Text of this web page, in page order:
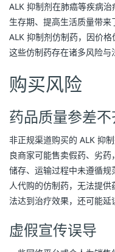
ALK 抑制剂在肺癌等疾病
生存期、提高生活质量带
ALK 抑制剂仿制药，因价
这些仿制药存在诸多风险与
购买风险
药品质量参差不
非正规渠道购买的 ALK 抑
良商家可能售卖假药、劣
储存、运输过程中未遵循
人代购的仿制药，无法提
法达到治疗效果，还可能延
虚假宣传误导